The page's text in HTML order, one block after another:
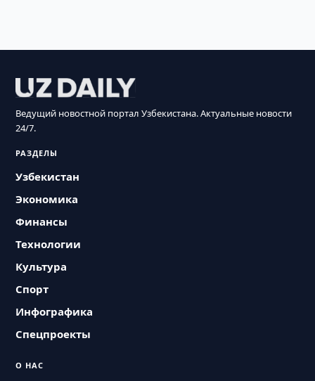
Ведущий новостной портал Узбекистана. Актуальные новости
24/7.
РАЗДЕЛЫ
Узбекистан
Экономика
Финансы
Технологии
Культура
Спорт
Инфографика
Спецпроекты
О НАС